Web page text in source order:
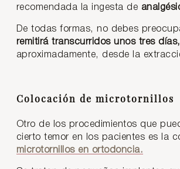
recomendada la ingesta de
De todas formas, no debes
remitirá transcurridos unos tres días,
aproximadamente, desde la
Colocación de microtornillos
Otro de los procedimientos que
cierto temor en los pacientes es la
microtornillos en ortodoncia.